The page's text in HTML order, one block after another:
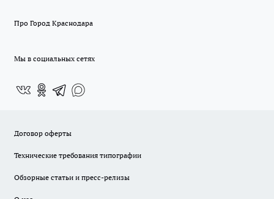
Про Город Краснодара
Мы в социальных сетях
Договор оферты
Технические требования типографии
Обзорные статьи и пресс-релизы